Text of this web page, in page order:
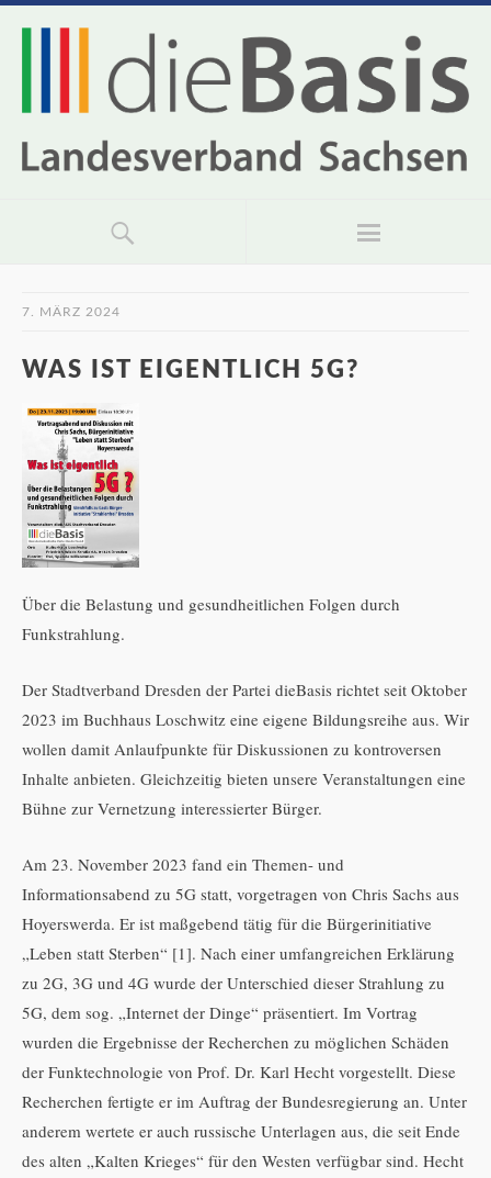
7. MÄRZ 2024
WAS IST EIGENTLICH 5G?
Über die Belastung und gesundheitlichen Folgen durch
Funkstrahlung.
Der Stadtverband Dresden der Partei dieBasis richtet seit Oktober
2023 im Buchhaus Loschwitz eine eigene Bildungsreihe aus. Wir
wollen damit Anlaufpunkte für Diskussionen zu kontroversen
Inhalte anbieten. Gleichzeitig bieten unsere Veranstaltungen eine
Bühne zur Vernetzung interessierter Bürger.
Am 23. November 2023 fand ein Themen- und
Informationsabend zu 5G statt, vorgetragen von Chris Sachs aus
Hoyerswerda. Er ist maßgebend tätig für die Bürgerinitiative
„Leben statt Sterben“ [1]. Nach einer umfangreichen Erklärung
zu 2G, 3G und 4G wurde der Unterschied dieser Strahlung zu
5G, dem sog. „Internet der Dinge“ präsentiert. Im Vortrag
wurden die Ergebnisse der Recherchen zu möglichen Schäden
der Funktechnologie von Prof. Dr. Karl Hecht vorgestellt. Diese
Recherchen fertigte er im Auftrag der Bundesregierung an. Unter
anderem wertete er auch russische Unterlagen aus, die seit Ende
des alten „Kalten Krieges“ für den Westen verfügbar sind. Hecht